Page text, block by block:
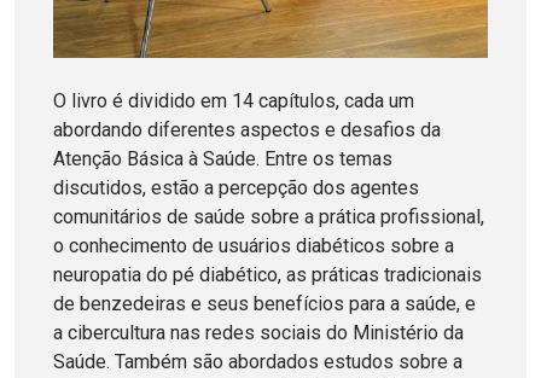
O livro é dividido em 14 capítulos, cada um
abordando diferentes aspectos e desafios da
Atenção Básica à Saúde. Entre os temas
discutidos, estão a percepção dos agentes
comunitários de saúde sobre a prática profissional,
o conhecimento de usuários diabéticos sobre a
neuropatia do pé diabético, as práticas tradicionais
de benzedeiras e seus benefícios para a saúde, e
a cibercultura nas redes sociais do Ministério da
Saúde. Também são abordados estudos sobre a